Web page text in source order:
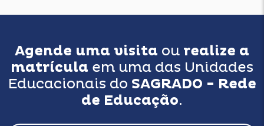
Agende uma visita ou realize a
matrícula em uma das Unidades
Educacionais do SAGRADO - Rede
de Educação.